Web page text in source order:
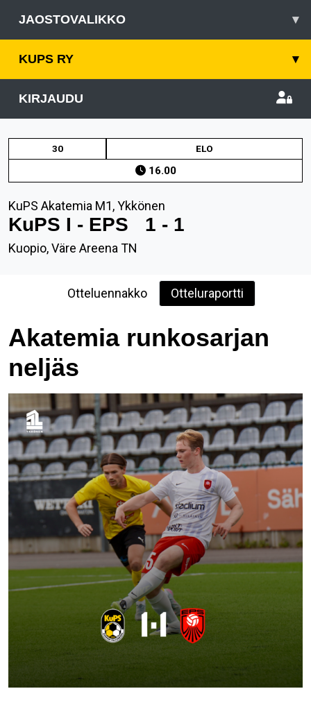
JAOSTOVALIKKO ▾
KUPS RY ▾
KIRJAUDU
30 ELO
16.00
KuPS Akatemia M1, Ykkönen
KuPS I - EPS 1 - 1
Kuopio, Väre Areena TN
Otteluennakko Otteluraportti
Akatemia runkosarjan
neljäs